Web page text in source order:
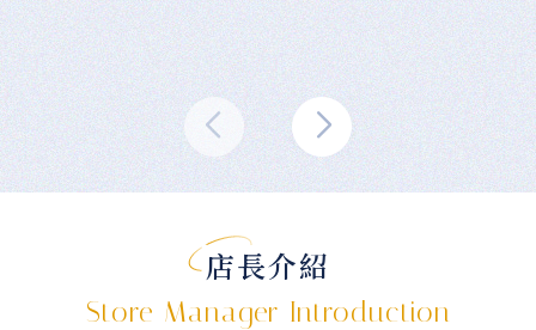
店長介紹
Store Manager Introduction